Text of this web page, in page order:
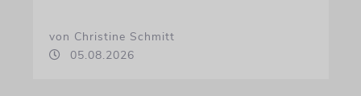
von Christine Schmitt
05.08.2026